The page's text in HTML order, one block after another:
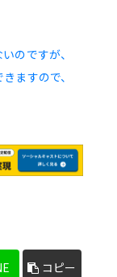
のですが、
ますので、
コピー